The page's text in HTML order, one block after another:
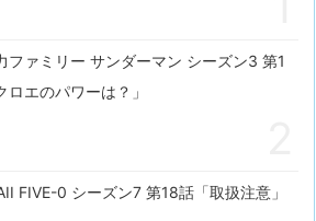
ファミリー サンダーマン シーズン3 第1
ロエのパワーは？」
FIVE-0 シーズン7 第18話「取扱注意」